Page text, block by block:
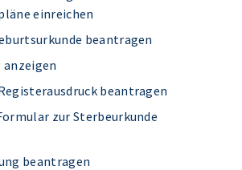
einreichen
beantragen
beantragen
zur Sterbeurkunde
beantragen